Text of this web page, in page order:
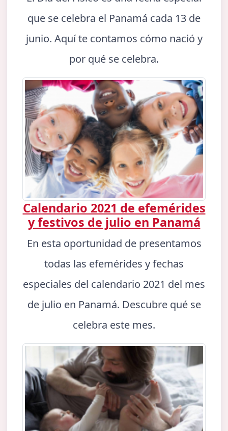
que se celebra el Panamá cada 13 de
junio. Aquí te contamos cómo nació y
por qué se celebra.
Calendario 2021 de efemérides
y festivos de julio en Panamá
En esta oportunidad de presentamos
todas las efemérides y fechas
especiales del calendario 2021 del mes
de julio en Panamá. Descubre qué se
celebra este mes.